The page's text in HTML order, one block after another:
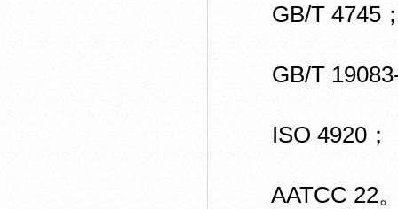
GB/T 4745
GB/T 19083-
ISO 4920；
AATCC 22